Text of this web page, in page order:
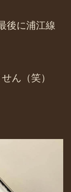
後に浦江線
ん（笑）